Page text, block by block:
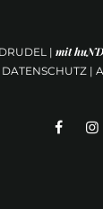
| mit
|